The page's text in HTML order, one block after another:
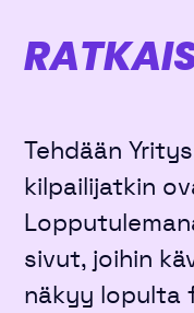
Tehdään
kilpailijatkin
sivut, joihin
näkyy lopulta